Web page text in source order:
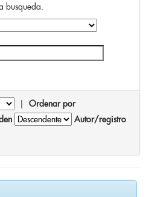
busqueda.
| Ordenar por
Autor/registro